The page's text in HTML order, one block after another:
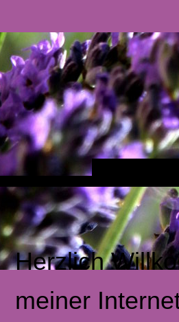
Herzlich
meiner